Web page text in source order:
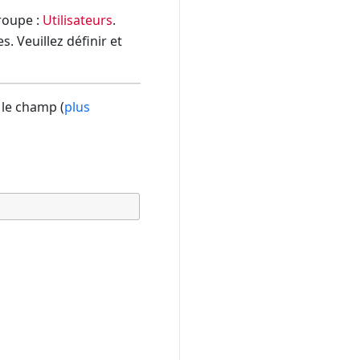
: Utilisateurs.
Veuillez définir et
champ (plus